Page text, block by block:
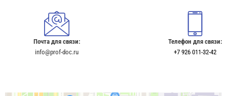
Почта для связи:
info@prof-doc.ru
Телефон для связи:
+7 926 011-32-42